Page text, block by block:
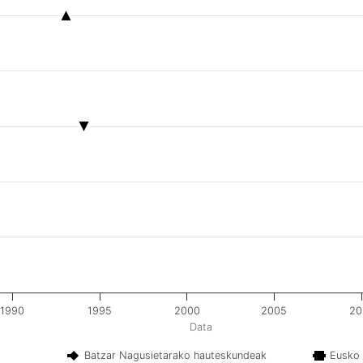
Data
Batzar Nagusietarako hauteskundeak
1990 1995 2000 2005